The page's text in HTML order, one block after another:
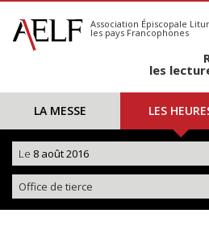
S'abonner
Calendrier
Association Épiscopale
les pays Francophones
les
LA MESSE LES
Le 8 août 2016
Office de tierce